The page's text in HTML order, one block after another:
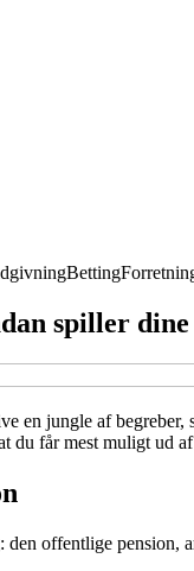
Betting
spiller
en jungle af
du får mest muligt ud
offentlige pension,